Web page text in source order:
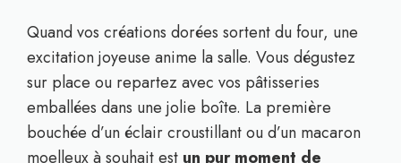
Quand vos créations dorées sortent du four, une
excitation joyeuse anime la salle. Vous dégustez
sur place ou repartez avec vos pâtisseries
emballées dans une jolie boîte. La première
bouchée d’un éclair croustillant ou d’un macaron
moelleux à souhait est un pur moment de